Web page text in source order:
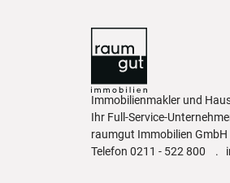
Immobilienmakler und
Ihr Full-Service-
raumgut Immobilien GmbH
Telefon 0211 - 522 800 .